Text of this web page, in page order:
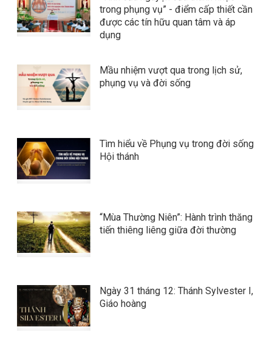
trong phụng vụ” - điểm cấp thiết cần
được các tín hữu quan tâm và áp
dụng
Mầu nhiệm vượt qua trong lịch sử,
phụng vụ và đời sống
Tìm hiểu về Phụng vụ trong đời sống
Hội thánh
“Mùa Thường Niên”: Hành trình thăng
tiến thiêng liêng giữa đời thường
Ngày 31 tháng 12: Thánh Sylvester I,
Giáo hoàng